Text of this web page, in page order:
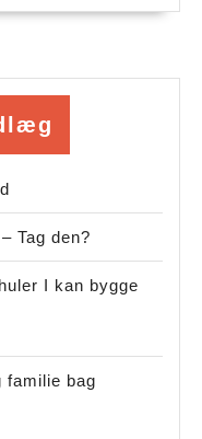
Tag den?
I kan bygge
familie bag